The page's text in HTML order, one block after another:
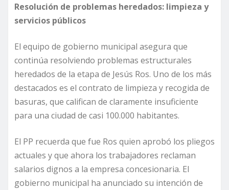
Resolución de problemas heredados: limpieza y
servicios públicos
El equipo de gobierno municipal asegura que
continúa resolviendo problemas estructurales
heredados de la etapa de Jesús Ros. Uno de los más
destacados es el contrato de limpieza y recogida de
basuras, que califican de claramente insuficiente
para una ciudad de casi 100.000 habitantes.
El PP recuerda que fue Ros quien aprobó los pliegos
actuales y que ahora los trabajadores reclaman
salarios dignos a la empresa concesionaria. El
gobierno municipal ha anunciado su intención de